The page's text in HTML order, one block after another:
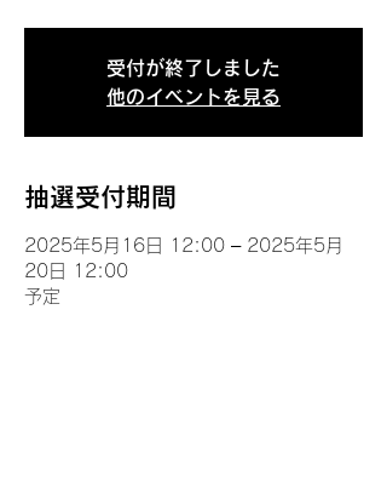
受付が終了しました
他のイベントを見る
抽選受付期間
2025年5月16日 12:00 – 2025年5月
20日 12:00
予定